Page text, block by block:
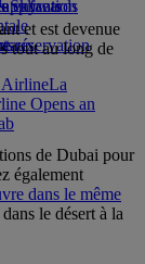
enfants
AirlineLa
Opens an
Skywards
réservation
et est devenue
tout au long de
de Dubai pour
également
dans le même
le désert à la